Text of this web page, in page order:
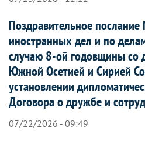
Поздравительное послание
иностранных дел и по
случаю 8-ой годовщины со
Южной Осетией и Сирией
установлении
Договора о дружбе и
07/22/2026 - 09:49